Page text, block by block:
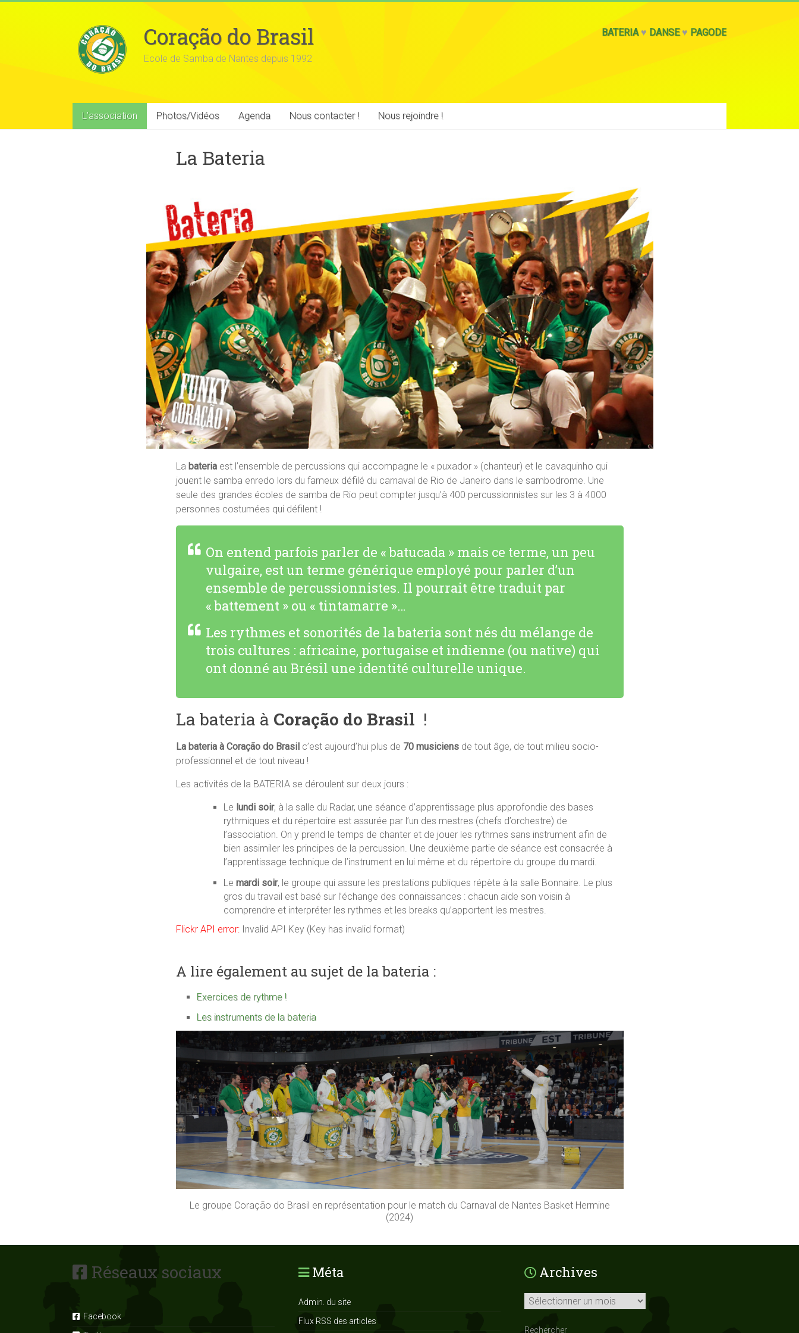
Coração do Brasil
Ecole de Samba de Nantes depuis 1992
BATERIA♥ DANSE♥ PAGODE
L’association Photos/Vidéos Agenda Nous contacter ! Nous rejoindre !
La Bateria
La bateriaest l’ensemble de percussions qui accompagne le « puxador » (chanteur) et le cavaquinho qui
jouent le samba enredo lors du fameux défilé du carnaval de Rio de Janeiro dans le sambodrome. Une
seule des grandes écoles de samba de Rio peut compter jusqu’à 400 percussionnistes sur les 3 à 4000
personnes costumées qui défilent !
On entend parfois parler de « batucada » mais ce terme, un peu
vulgaire, est un terme générique employé pour parler d’un
ensemble de percussionnistes. Il pourrait être traduit par
« battement » ou « tintamarre »…
Les rythmes et sonorités de la bateria sont nés du mélange de
trois cultures : africaine, portugaise et indienne (ou native) qui
ont donné au Brésil une identité culturelle unique.
La bateria à Coração do Brasil !
La bateria à Coração do Brasil c’est aujourd’hui plus de 70 musiciensde tout âge, de tout milieu socio-
professionnel et de tout niveau !
Les activités de la BATERIA se déroulent sur deux jours :
Le lundi soir, à la salle du Radar, une séance d’apprentissage plus approfondie des bases
rythmiques et du répertoire est assurée par l’un des mestres (chefs d’orchestre) de
l’association. On y prend le temps de chanter et de jouer les rythmes sans instrument afin de
bien assimiler les principes de la percussion. Une deuxième partie de séance est consacrée à
l’apprentissage technique de l’instrument en lui même et du répertoire du groupe du mardi.
Le mardi soir, le groupe qui assure les prestations publiques répète à la salle Bonnaire. Le plus
gros du travail est basé sur l’échange des connaissances : chacun aide son voisin à
comprendre et interpréter les rythmes et les breaks qu’apportent les mestres.
Flickr API error: Invalid API Key (Key has invalid format)
A lire également au sujet de la bateria :
Exercices de rythme !
Les instruments de la bateria
Le groupe Coração do Brasil en représentation pour le match du Carnaval de Nantes Basket Hermine
(2024)
Réseaux sociaux
Facebook
Méta
Admin. du site
Flux RSS des articles
Archives
Archives
Rechercher